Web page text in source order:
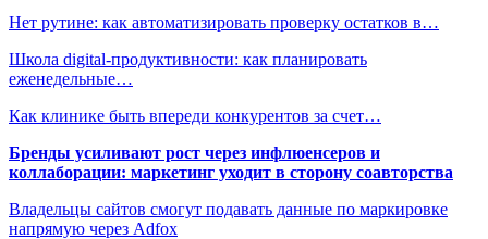
Нет рутине: как автоматизировать проверку остатков в…
Школа digital-продуктивности: как планировать
еженедельные…
Как клинике быть впереди конкурентов за счет…
Бренды усиливают рост через инфлюенсеров и
коллаборации: маркетинг уходит в сторону соавторства
Владельцы сайтов смогут подавать данные по маркировке
напрямую через Adfox